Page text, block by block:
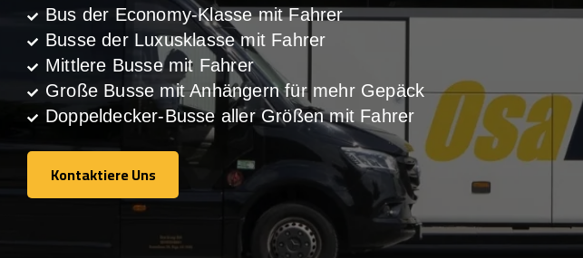
Bus der Economy-Klasse mit Fahrer
Busse der Luxusklasse mit Fahrer
Mittlere Busse mit Fahrer
Große Busse mit Anhängern für mehr Gepäck
Doppeldecker-Busse aller Größen mit Fahrer
Kontaktiere Uns
Kontaktiere Uns